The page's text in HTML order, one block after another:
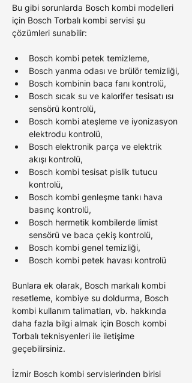
Bu gibi sorunlarda Bosch kombi modelleri
için Bosch Torbalı kombi servisi şu
çözümleri sunabilir:
Bosch kombi petek temizleme,
Bosch yanma odası ve brülör temizliği,
Bosch kombinin baca fanı kontrolü,
Bosch sıcak su ve kalorifer tesisatı ısı
sensörü kontrolü,
Bosch kombi ateşleme ve iyonizasyon
elektrodu kontrolü,
Bosch elektronik parça ve elektrik
akışı kontrolü,
Bosch kombi tesisat pislik tutucu
kontrolü,
Bosch kombi genleşme tankı hava
basınç kontrolü,
Bosch hermetik kombilerde limist
sensörü ve baca çekiş kontrolü,
Bosch kombi genel temizliği,
Bosch kombi petek havası kontrolü
Bunlara ek olarak, Bosch markalı kombi
resetleme, kombiye su doldurma, Bosch
kombi kullanım talimatları, vb. hakkında
daha fazla bilgi almak için Bosch kombi
Torbalı teknisyenleri ile iletişime
geçebilirsiniz.
İzmir Bosch kombi servislerinden birisi